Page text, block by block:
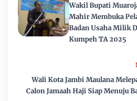
Wali Kota Jambi Maulana
Calon Jamaah Haji Siap Menuju
Wakil Bupati
Mahir Membuka
Badan Usaha Milik
Kumpeh TA 2025